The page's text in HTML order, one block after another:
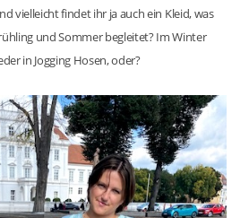
vielleicht findet ihr ja auch ein Kleid, was
und Sommer begleitet? Im Winter
in Jogging Hosen, oder?